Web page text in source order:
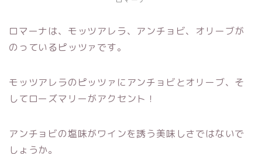
ロマーナは、モッツアレラ、アンチョビ、オリーブが
のっているピッツァです。
モッツアレラのピッツァにアンチョビとオリーブ、そ
してローズマリーがアクセント！
アンチョビの塩味がワインを誘う美味しさではないで
しょうか。